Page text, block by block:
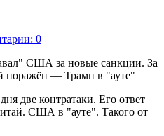
0
две контратаки. Его ответ
США в "ауте". Такого от